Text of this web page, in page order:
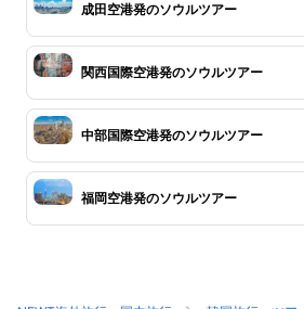
成田空港発のソウルツアー
関西国際空港発のソウルツアー
中部国際空港発のソウルツアー
福岡空港発のソウルツアー